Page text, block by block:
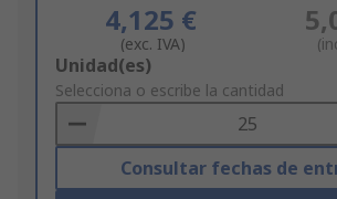
4,125 €
(exc. IVA)
Add
to
Basket
Unidad(es)
Selecciona o escribe la cantidad
Consultar fechas de